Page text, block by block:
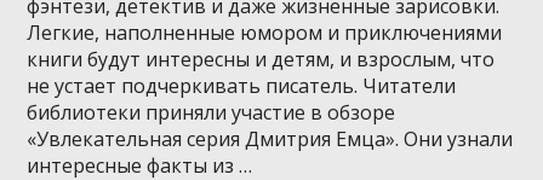
фэнтези, детектив и даже жизненные зарисовки.
Легкие, наполненные юмором и приключениями
книги будут интересны и детям, и взрослым, что
не устает подчеркивать писатель. Читатели
библиотеки приняли участие в обзоре
«Увлекательная серия Дмитрия Емца». Они узнали
интересные факты из …